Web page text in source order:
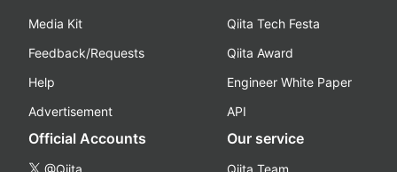
Media Kit
Feedback/Requests
Help
Advertisement
Qiita Tech Festa
Qiita Award
Engineer White Paper
API
Official Accounts
@Qiita
Our service
Qiita Team